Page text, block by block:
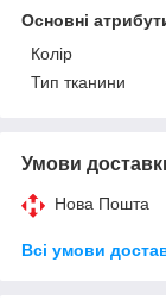
Основні
Колір
Тип тканини
Умови
Нова Пошта
Всі умови